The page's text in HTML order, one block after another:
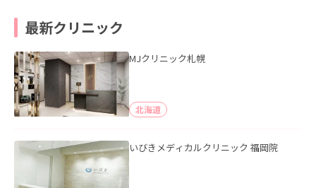
最新クリニック
MJクリニック札幌
北海道
いびきメディカルクリニック 福岡院